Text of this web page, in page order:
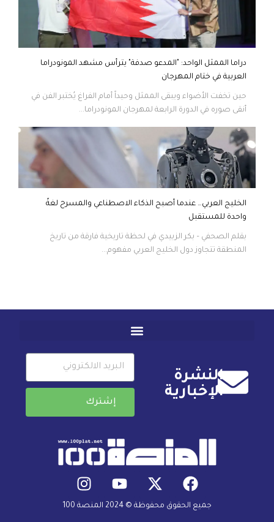
دراما الممثل الواحد: "المدعو صدفة" يترأس مشهد المونودراما
العربية في ختام المهرجان
حين تخفت الأضواء ويبقى الممثل وحيداً أمام الفراغ يُختبر الفن في
أنقى صوره في الدورة الرابعة لمهرجان المونودراما...
الخليج العربي… عندما أصبح الذكاء الاصطناعي والمسرح لغةً
واحدة للمستقبل
بقلم الصحفي – بكر الزبيدي في لحظة تاريخية فارقة من تاريخ
المنطقة تتجاوز دول الخليج العربي مفهوم...
النشرة
الإخبارية
إشترك
جميع الحقوق محفوظة © 2024 المنصة 100